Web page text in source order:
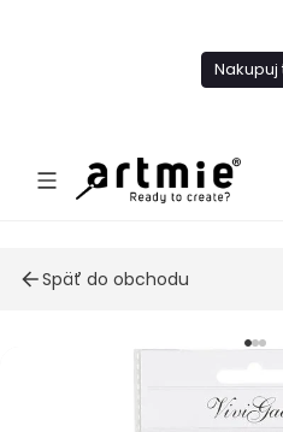
Nakupuj
Späť do obchodu